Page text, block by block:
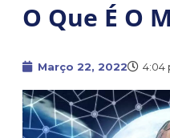
O Que É O
Março 22, 2022 4:04